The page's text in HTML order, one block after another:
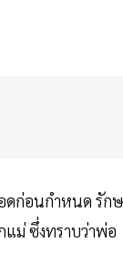
ดก่อนกำหนด รัก
แม่ ซึ่งทราบว่าพ่อ